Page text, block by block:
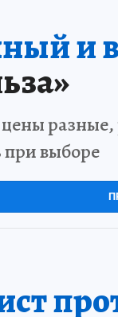
и
при выборе